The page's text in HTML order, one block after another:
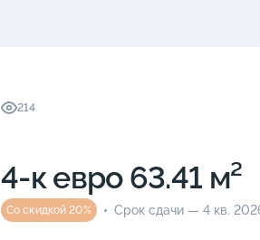
214
4-к eвро 63.41 м²
Со скидкой 20% Срок сдачи — 4 кв.